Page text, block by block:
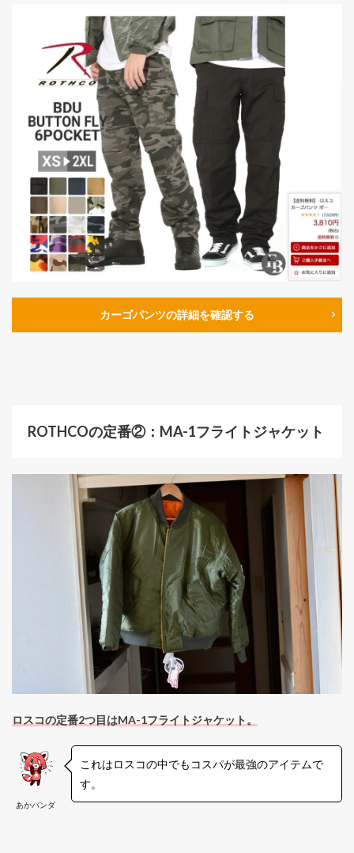
カーゴパンツの詳細を確認する
ROTHCOの定番②：MA-1フライトジャケット
ロスコの定番2つ目はMA-1フライトジャケット。
あかパンダ
これはロスコの中でもコスパが最強のアイテムで
す。